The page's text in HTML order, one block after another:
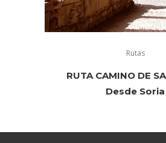
Rutas
RUTA CAMINO DE
Desde Soria